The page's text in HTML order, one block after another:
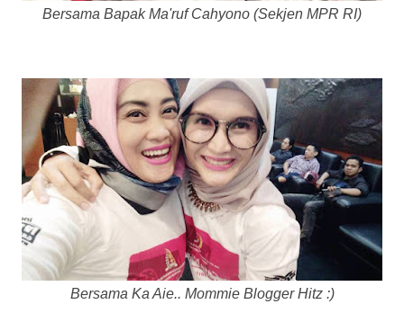
Bersama Bapak Ma'ruf Cahyono (Sekjen MPR RI)
Bersama Ka Aie.. Mommie Blogger Hitz :)